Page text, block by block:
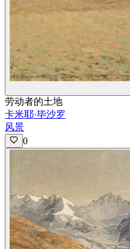
劳动者的土地
卡米耶·毕沙罗
风景
0